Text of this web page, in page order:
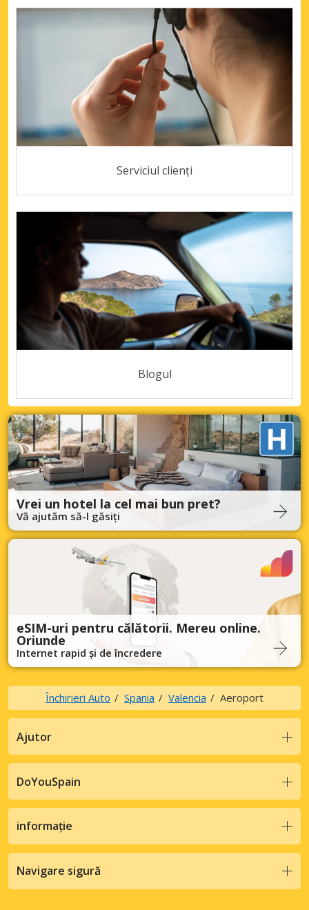
Serviciul clienți
Blogul
Vrei un hotel la cel mai bun pret?
Vă ajutăm să-l găsiți
eSIM-uri pentru călătorii. Mereu online.
Oriunde
Internet rapid și de încredere
Închirieri Auto Spania Valencia Aeroport
Ajutor
DoYouSpain
informație
Navigare sigură